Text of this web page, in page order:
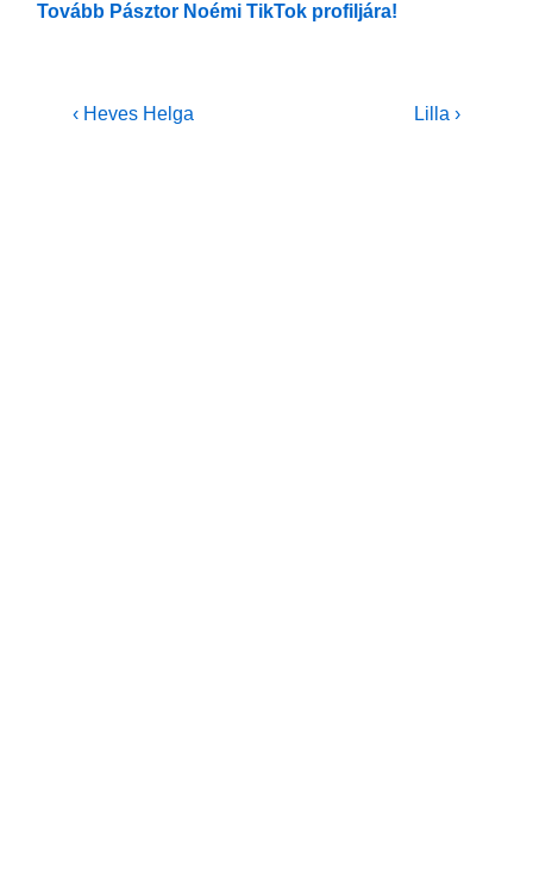
Tovább Pásztor Noémi TikTok profiljára!
Bejegyzés
Previous
‹ Heves Helga
Next
Lilla ›